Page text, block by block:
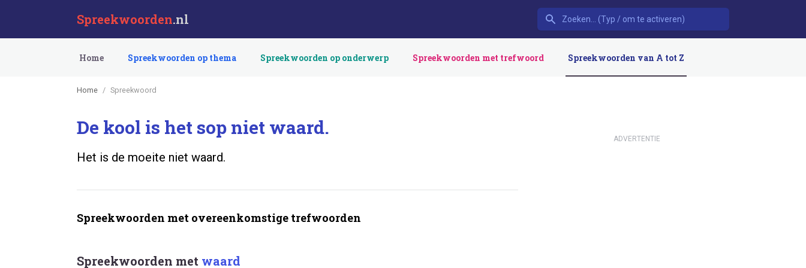
Spreekwoorden.nl
Home Spreekwoorden op thema Spreekwoorden op onderwerp Spreekwoorden met trefwoord Spreekwoorden van A tot Z
Home Spreekwoord
De kool is het sop niet waard.
Het is de moeite niet waard.
Spreekwoorden met overeenkomstige trefwoorden
Spreekwoorden met waard
ADVERTENTIE